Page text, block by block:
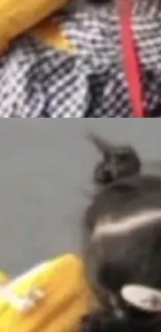
个判
是
个模
age
论点很
统的自
关的
软件 C
想到它
1日，
tiany
相
Har
附上
用工
成闭
模态模
。
的轻
感、
比 U
了显著
部纹
文文字
程师
「hwc
项都
上。」
有 Ub
间只
康原因
为联合